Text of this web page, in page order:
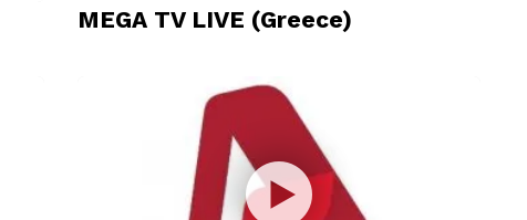
MEGA TV LIVE (Greece)